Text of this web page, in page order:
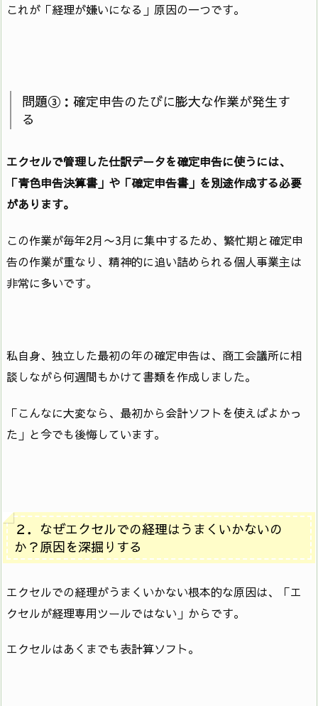
これが「経理が嫌いになる」原因の一つです。
問題③：確定申告のたびに膨大な作業が発生す
る
エクセルで管理した仕訳データを確定申告に使うには、
「青色申告決算書」や「確定申告書」を別途作成する必要
があります。
この作業が毎年2月〜3月に集中するため、繁忙期と確定申
告の作業が重なり、精神的に追い詰められる個人事業主は
非常に多いです。
私自身、独立した最初の年の確定申告は、商工会議所に相
談しながら何週間もかけて書類を作成しました。
「こんなに大変なら、最初から会計ソフトを使えばよかっ
た」と今でも後悔しています。
２．なぜエクセルでの経理はうまくいかないの
か？原因を深掘りする
エクセルでの経理がうまくいかない根本的な原因は、「エ
クセルが経理専用ツールではない」からです。
エクセルはあくまでも表計算ソフト。